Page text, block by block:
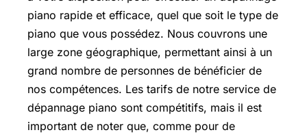
piano rapide et efficace, quel que soit le type de
piano que vous possédez. Nous couvrons une
large zone géographique, permettant ainsi à un
grand nombre de personnes de bénéficier de
nos compétences. Les tarifs de notre service de
dépannage piano sont compétitifs, mais il est
important de noter que, comme pour de